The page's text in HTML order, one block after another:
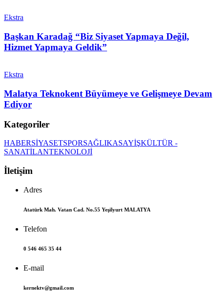
Ekstra
Başkan Karadağ “Biz Siyaset Yapmaya Değil,
Hizmet Yapmaya Geldik”
Ekstra
Malatya Teknokent Büyümeye ve Gelişmeye Devam
Ediyor
Kategoriler
HABERSİYASETSPORSAĞLIKASAYİŞKÜLTÜR -
SANATİLANTEKNOLOJİ
İletişim
Adres
Atatürk Mah. Vatan Cad. No.55 Yeşilyurt MALATYA
Telefon
0 546 465 35 44
E-mail
kernektv@gmail.com